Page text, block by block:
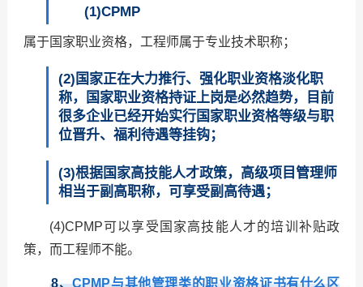
(1)CPMP
属于国家职业资格，工程师属于专业技术职称；
(2)国家正在大力推行、强化职业资格淡化职
称，国家职业资格持证上岗是必然趋势，目前
很多企业已经开始实行国家职业资格等级与职
位晋升、福利待遇等挂钩；
(3)根据国家高技能人才政策，高级项目管理师
相当于副高职称，可享受副高待遇；
(4)CPMP可以享受国家高技能人才的培训补贴政
策，而工程师不能。
8、CPMP与其他管理类的职业资格证书有什么区